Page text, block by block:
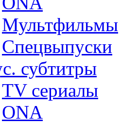
Мультфильмы
Спецвыпуски
субтитры
TV сериалы
ONA